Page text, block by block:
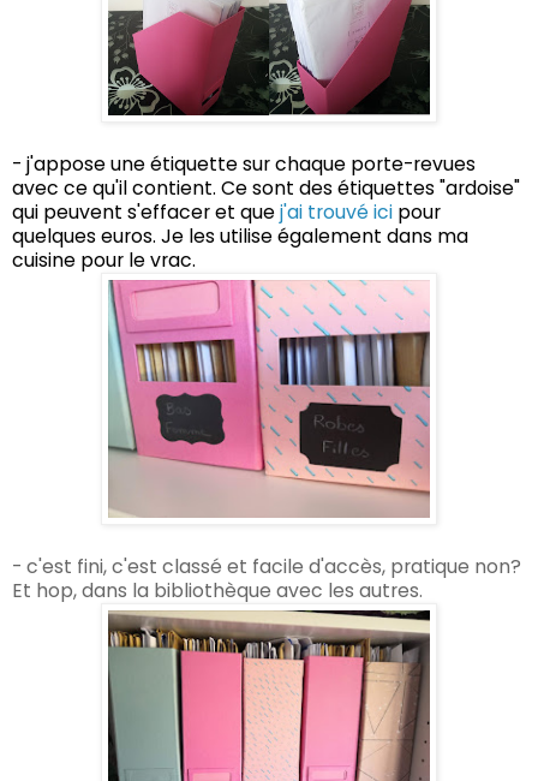
- j'appose une étiquette sur chaque porte-revues
avec ce qu'il contient. Ce sont des étiquettes "ardoise"
qui peuvent s'effacer et quej'ai trouvé ici pour
quelques euros. Je les utilise également dans ma
cuisine pour le vrac.
- c'est fini, c'est classé et facile d'accès, pratique non?
Et hop, dans la bibliothèque avec les autres.